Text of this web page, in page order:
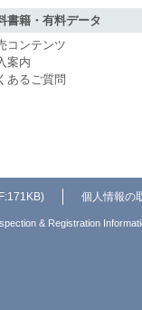
書籍・有料データ
コンテンツ
案内
あるご質問
個人情報の
& Registration